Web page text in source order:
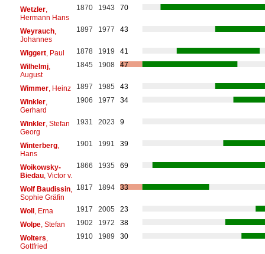
Wetzler,
Hermann Hans
1870 1943 70
Weyrauch,
Johannes
1897 1977 43
Wiggert, Paul 1878 1919
41
Wilhelmj,
August
1845 1908 47
Wimmer, Heinz 1897 1985
43
Winkler,
Gerhard
1906 1977 34
Winkler, Stefan
Georg
1931 2023 9
Winterberg,
Hans
1901 1991 39
Woikowsky-
Biedau, Victor v.
1866 1935 69
Wolf Baudissin,
Sophie Gräfin
1817 1894 33
Woll, Erna 1917 2005
23
Wolpe, Stefan 1902 1972
38
Wolters
Gottfried
1910 1989 30